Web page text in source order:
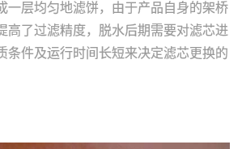
一层均匀地滤饼，由于产品自身的架桥
高了过滤精度，脱水后期需要对滤芯进
条件及运行时间长短来决定滤芯更换的